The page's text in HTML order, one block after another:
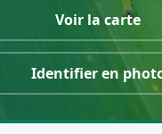
Voir la carte
Identifier en